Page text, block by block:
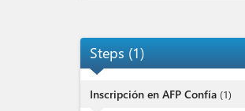
Steps (1)
Inscripción en AFP Confía (1)